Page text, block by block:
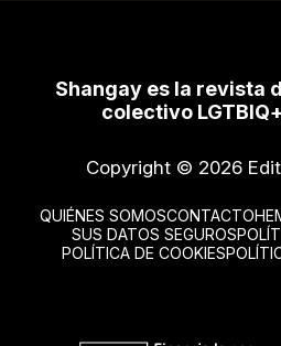
Shangay es la revista
colectivo
Copyright © 2026
QUIÉNES SOMOSCONTACTO
SUS DATOS SEGUROS
POLÍTICA DE COOKIES